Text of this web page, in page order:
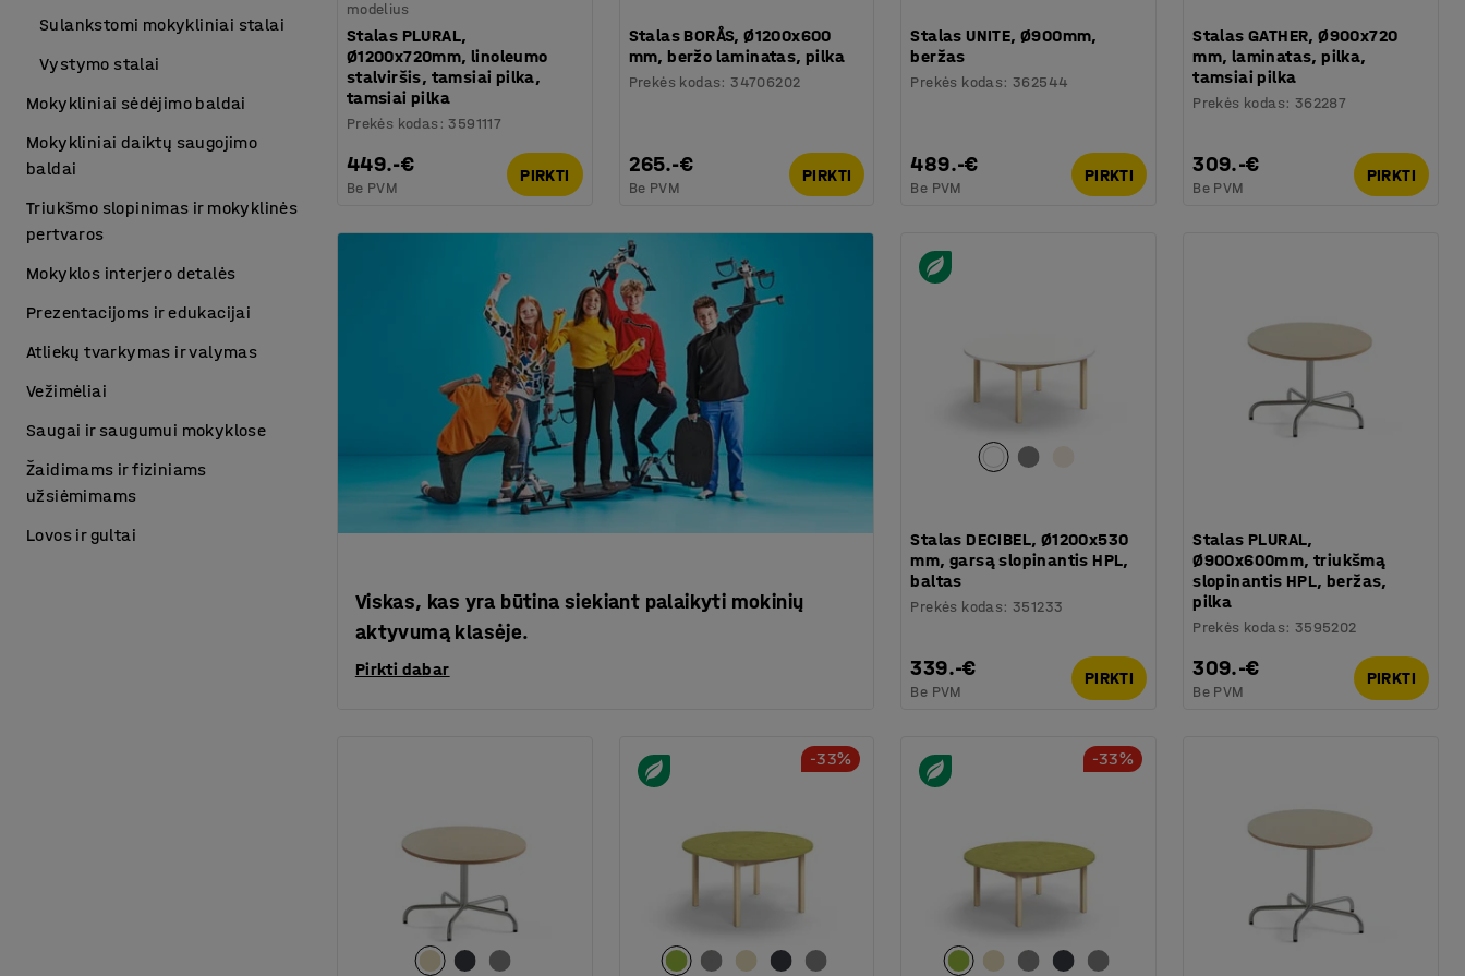
modelius
Stalas PLURAL,
Ø1200x720mm, linoleumo
stalviršis, tamsiai pilka,
tamsiai pilka
Prekės kodas :3591117
449.-€
Be PVM
PIRKTI
Stalas BORÅS, Ø1200x600
mm, beržo laminatas, pilka
Prekės kodas:34706202
265.-€
Be PVM
PIRKTI
Stalas UNITE, Ø900mm,
beržas
Prekės kodas:362544
489.-€
Be PVM
PIRKTI
Stalas GATHER, Ø900x720
mm, laminatas, pilka,
tamsiai pilka
Prekės kodas: 362287
309.-€
Be PVM
PIRKTI
Viskas, kas yra būtina siekiant palaikyti mokinių
aktyvumą klasėje.
Pirkti dabar
Stalas DECIBEL, Ø1200x530
mm, garsą slopinantis HPL,
baltas
Prekės kodas:351233
339.-€
Be PVM
PIRKTI
Stalas PLURAL,
Ø900x600mm, triukšmą
slopinantis HPL, beržas,
pilka
Prekės kodas: 3595202
309.-€
Be PVM
PIRKTI
-33% -33%
Sulankstomi mokykliniai stalai
Vystymo stalai
Mokykliniai sėdėjimo baldai
Mokykliniai daiktų saugojimo
baldai
Triukšmo slopinimas ir mokyklinės
pertvaros
Mokyklos interjero detalės
Prezentacijoms ir edukacijai
Atliekų tvarkymas ir valymas
Vežimėliai
Saugai ir saugumui mokyklose
Žaidimams ir fiziniams
užsiėmimams
Lovos ir gultai